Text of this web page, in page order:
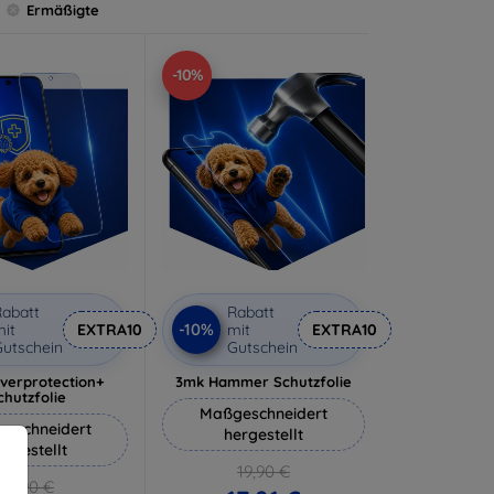
Ermäßigte
EXTRA10
18,90 €
-10%
-10%
Rabatt
mit
Gutschein
EXTRA10
3mk Hammer Schutzfolie
Maßgeschneidert
hergestellt
19,90 €